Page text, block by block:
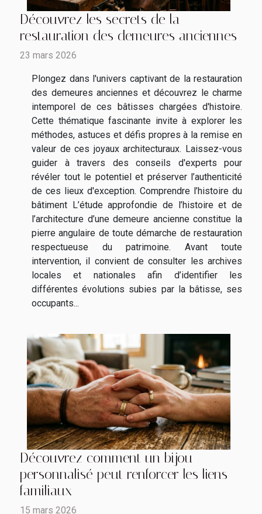
Découvrez les secrets de la
restauration des demeures anciennes
23 mars 2026
Plongez dans l'univers captivant de la restauration
des demeures anciennes et découvrez le charme
intemporel de ces bâtisses chargées d'histoire.
Cette thématique fascinante invite à explorer les
méthodes, astuces et défis propres à la remise en
valeur de ces joyaux architecturaux. Laissez-vous
guider à travers des conseils d'experts pour
révéler tout le potentiel et préserver l’authenticité
de ces lieux d'exception. Comprendre l’histoire du
bâtiment L’étude approfondie de l’histoire et de
l’architecture d’une demeure ancienne constitue la
pierre angulaire de toute démarche de restauration
respectueuse du patrimoine. Avant toute
intervention, il convient de consulter les archives
locales et nationales afin d’identifier les
différentes évolutions subies par la bâtisse, ses
occupants...
Découvrez comment un bijou
personnalisé peut renforcer les liens
familiaux
15 mars 2026